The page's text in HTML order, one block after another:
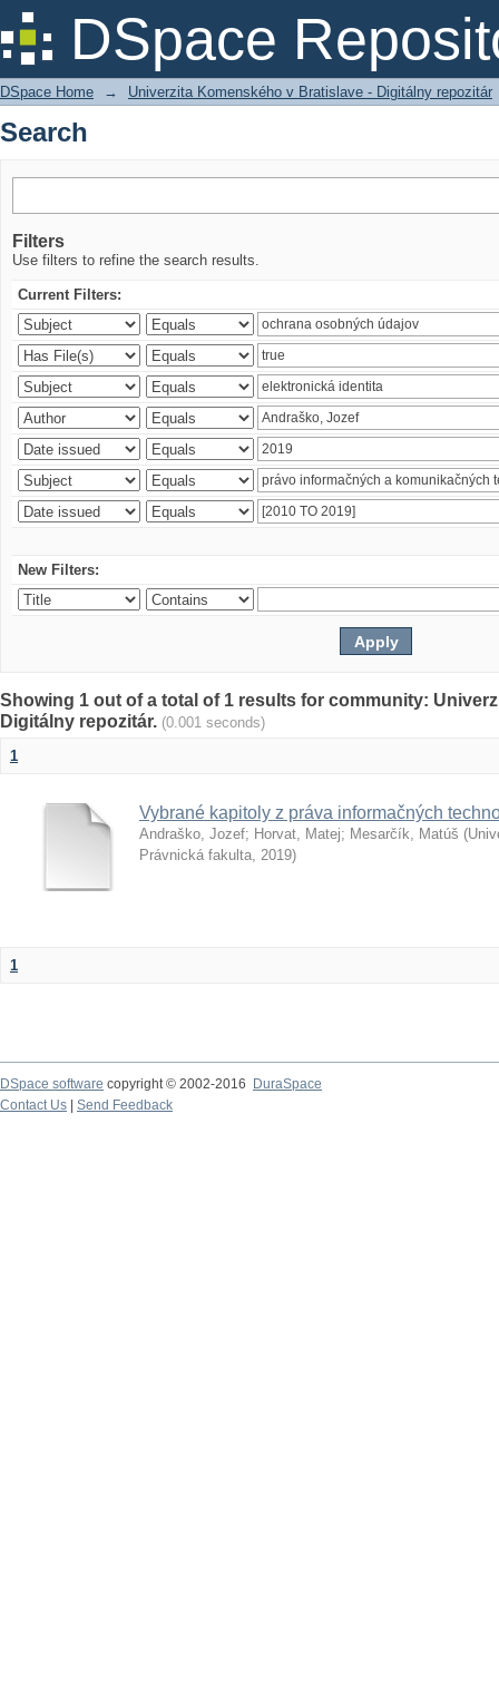
DSpace
Search
DSpace Home → Univerzita Komenského v Bratislave - Digitálny repozitár
Search
Filters
Use filters to refine the search results.
Current Filters:
New Filters:
Showing 1 out of a total of 1 results for community:
Digitálny repozitár. (0.001 seconds)
1
Vybrané kapitoly z práva informačných
Andraško, Jozef; Horvat, Matej; Mesarčík, Matúš (
Právnická fakulta, 2019)
1
DSpace software copyright © 2002-2016
DuraSpace
Contact Us
Send Feedback